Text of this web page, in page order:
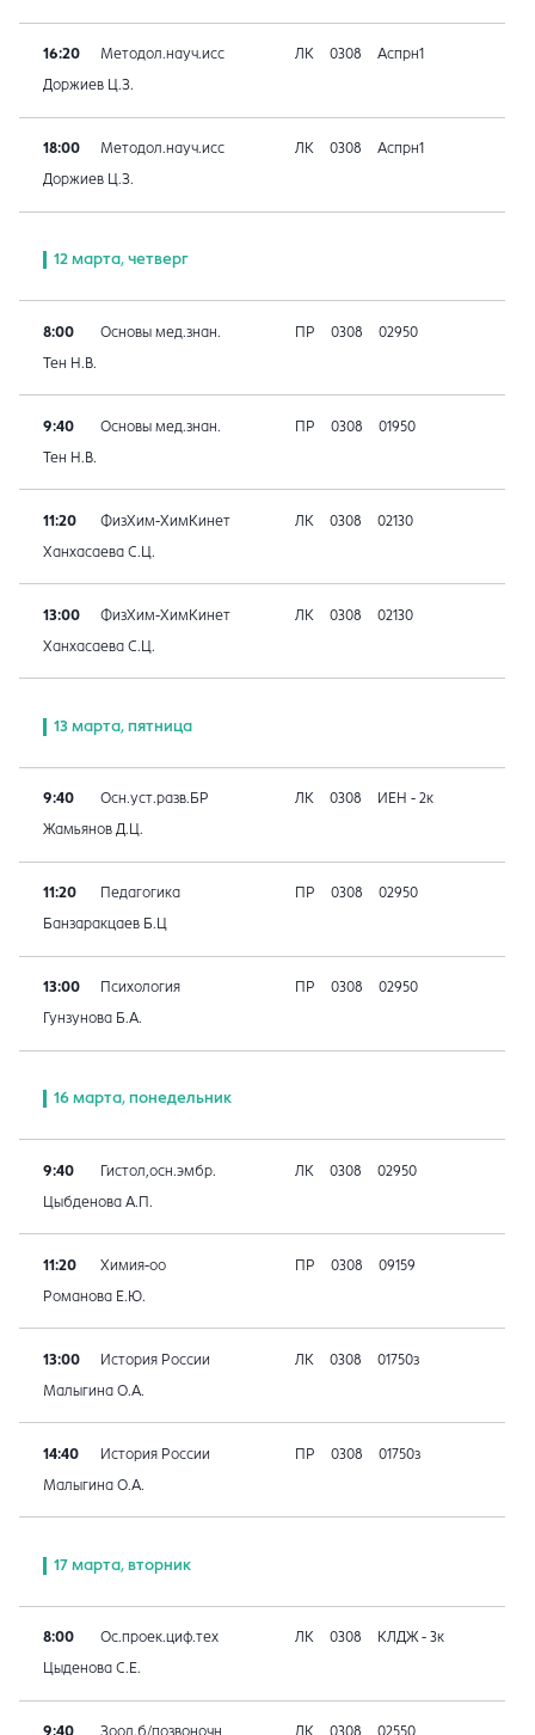
16:20 Методол.науч.исс ЛК 0308 Аспрн1
Доржиев Ц.З.
18:00 Методол.науч.исс ЛК 0308 Аспрн1
Доржиев Ц.З.
12 марта, четверг
8:00 Основы мед.знан. ПР 0308 02950
Тен Н.В.
9:40 Основы мед.знан. ПР 0308 01950
Тен Н.В.
11:20 ФизХим-ХимКинет ЛК 0308 02130
Ханхасаева С.Ц.
13:00 ФизХим-ХимКинет ЛК 0308 02130
Ханхасаева С.Ц.
13 марта, пятница
9:40 Осн.уст.разв.БР ЛК 0308 ИЕН - 2к
Жамьянов Д.Ц.
11:20 Педагогика ПР 0308 02950
Банзаракцаев Б.Ц
13:00 Психология ПР 0308 02950
Гунзунова Б.А.
16 марта, понедельник
9:40 Гистол,осн.эмбр. ЛК 0308 02950
Цыбденова А.П.
11:20 Химия-оо ПР 0308 09159
Романова Е.Ю.
13:00 История России ЛК 0308 01750з
Малыгина О.А.
14:40 История России ПР 0308 01750з
Малыгина О.А.
17 марта, вторник
8:00 Ос.проек.циф.тех ЛК 0308 КЛДЖ - 3к
Цыденова С.Е.
9:40 Зоол.б/позвоночн ЛК 0308 02550